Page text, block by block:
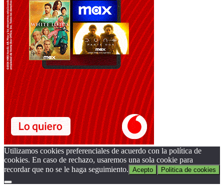
Utilizamos cookies preferenciales de acuerdo con la política de
cookies. En caso de rechazo, usaremos una sola cookie para
recordar que no se le haga seguimiento. Acepto Politica de cookies